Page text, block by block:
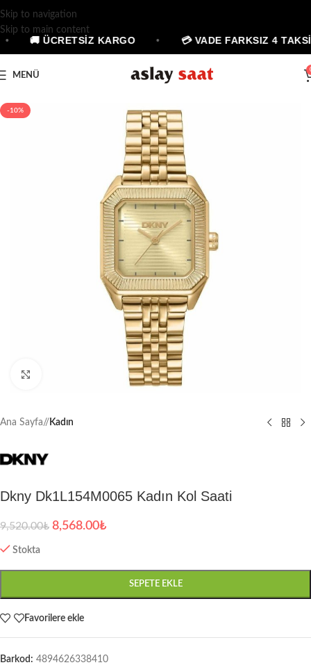
Skip to navigation
Skip to main content
🚚 ÜCRETSİZ KARGO 💳 VADE FARKSIZ 4
MENÜ
-10%
Ana Sayfa/ Kadın
Dkny Dk1L154M0065 Kadın Kol Saati
9,520.00₺ 8,568.00₺
Stokta
SEPETE EKLE
Favorilere ekle
Barkod: 4894626338410